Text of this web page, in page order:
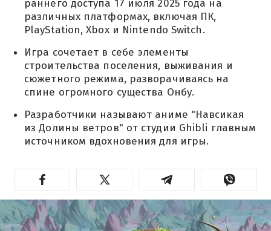
раннего доступа 17 июля 2025 года на
различных платформах, включая ПК,
PlayStation, Xbox и Nintendo Switch.
Игра сочетает в себе элементы
строительства поселения, выживания и
сюжетного режима, разворачиваясь на
спине огромного существа Онбу.
Разработчики называют аниме "Навсикая
из Долины ветров" от студии Ghibli главным
источником вдохновения для игры.